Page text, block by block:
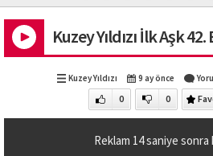
Kuzey Yıldızı İlk Aşk
Kuzey Yıldızı 9 ay önce
0 0
Reklam 14saniye sonra